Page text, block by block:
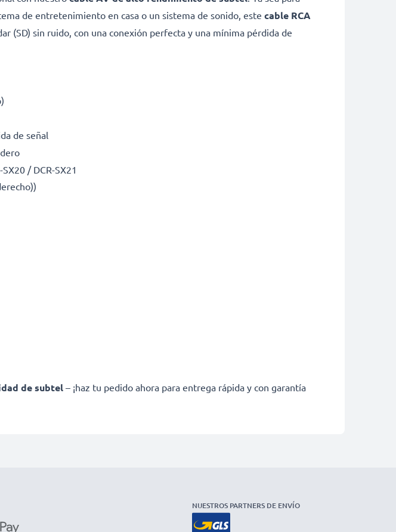
de entretenimiento en casa o un sistema de sonido, este cable RCA
(SD) sin ruido, con una conexión perfecta y una mínima pérdida de
de señal
/ DCR-SX21
de subtel – ¡haz tu pedido ahora para entrega rápida y con garantía
NUESTROS PARTNERS DE ENVÍO